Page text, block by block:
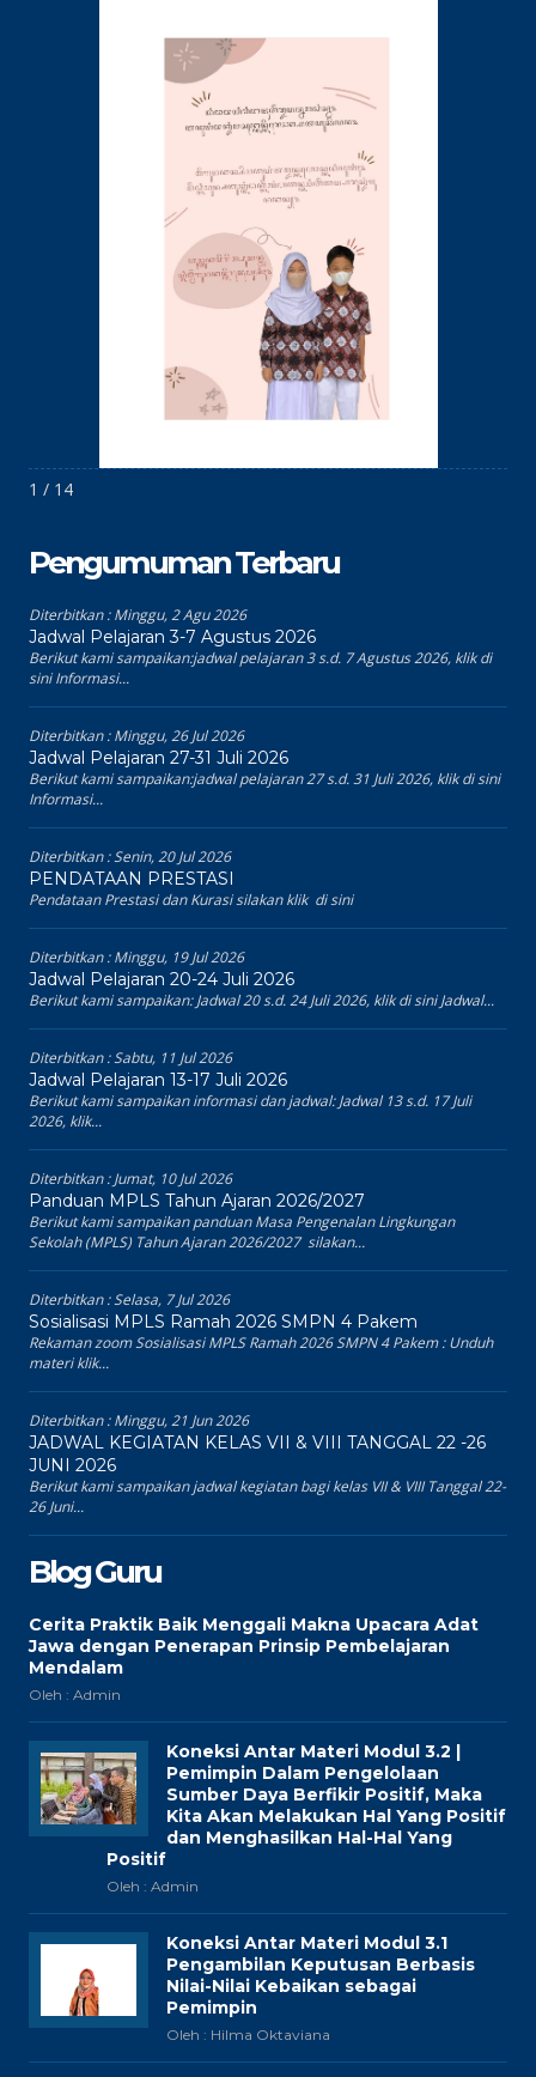
1 / 14
Pengumuman Terbaru
Diterbitkan :Minggu, 2 Agu 2026
Jadwal Pelajaran 3-7 Agustus 2026
Berikut kami sampaikan:jadwal pelajaran 3 s.d. 7 Agustus 2026, klik di
sini Informasi...
Diterbitkan :Minggu, 26 Jul 2026
Jadwal Pelajaran 27-31 Juli 2026
Berikut kami sampaikan:jadwal pelajaran 27 s.d. 31 Juli 2026, klik di sini
Informasi...
Diterbitkan :Senin, 20 Jul 2026
PENDATAAN PRESTASI
Pendataan Prestasi dan Kurasi silakan klik di sini
Diterbitkan :Minggu, 19 Jul 2026
Jadwal Pelajaran 20-24 Juli 2026
Berikut kami sampaikan: Jadwal 20 s.d. 24 Juli 2026, klik di sini Jadwal...
Diterbitkan :Sabtu, 11 Jul 2026
Jadwal Pelajaran 13-17 Juli 2026
Berikut kami sampaikan informasi dan jadwal: Jadwal 13 s.d. 17 Juli
2026, klik...
Diterbitkan :Jumat, 10 Jul 2026
Panduan MPLS Tahun Ajaran 2026/2027
Berikut kami sampaikan panduan Masa Pengenalan Lingkungan
Sekolah (MPLS) Tahun Ajaran 2026/2027 silakan...
Diterbitkan :Selasa, 7 Jul 2026
Sosialisasi MPLS Ramah 2026 SMPN 4 Pakem
Rekaman zoom Sosialisasi MPLS Ramah 2026 SMPN 4 Pakem : Unduh
materi klik...
Diterbitkan :Minggu, 21 Jun 2026
JADWAL KEGIATAN KELAS VII & VIII TANGGAL 22 -26
JUNI 2026
Berikut kami sampaikan jadwal kegiatan bagi kelas VII & VIII Tanggal 22-
26 Juni...
Blog Guru
Cerita Praktik Baik Menggali Makna Upacara Adat
Jawa dengan Penerapan Prinsip Pembelajaran
Mendalam
Oleh : Admin
Koneksi Antar Materi Modul 3.2 |
Pemimpin Dalam Pengelolaan
Sumber Daya Berfikir Positif, Maka
Kita Akan Melakukan Hal Yang Positif
dan Menghasilkan Hal-Hal Yang
Positif
Oleh : Admin
Koneksi Antar Materi Modul 3.1
Pengambilan Keputusan Berbasis
Nilai-Nilai Kebaikan sebagai
Pemimpin
Oleh : Hilma Oktaviana